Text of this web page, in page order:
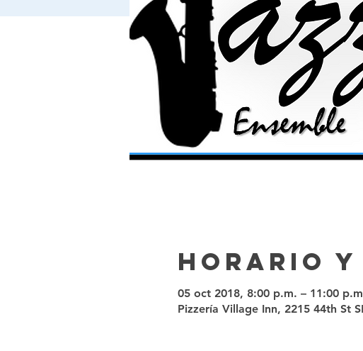
Horario y
05 oct 2018, 8:00 p.m. – 11:00
Pizzería Village Inn, 2215 44th St